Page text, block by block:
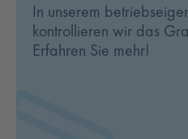
In unserem
kontrollieren wir das
Erfahren Sie mehr!